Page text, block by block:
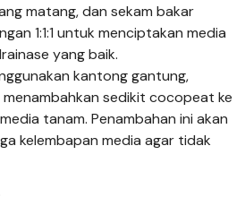
matang, dan sekam bakar
1:1:1 untuk menciptakan media
yang baik.
kantong gantung,
sedikit cocopeat ke
tanam. Penambahan ini akan
kelembapan media agar tidak